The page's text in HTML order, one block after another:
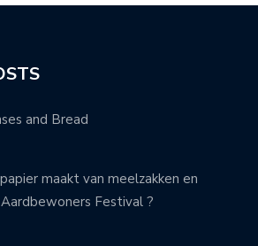
and Bread
maakt van meelzakken en
Festival ?